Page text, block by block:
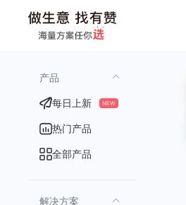
产品
每日上新 NEW
热门产品
全部产品
解决方案